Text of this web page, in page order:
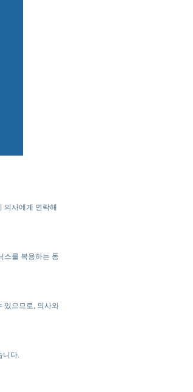
의사에게 연락해
스를 복용하는 동
있으므로, 의사와
니다.